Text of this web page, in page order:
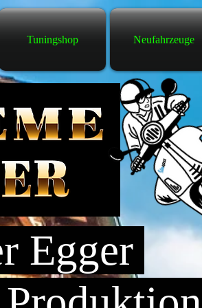
Tuningshop Neufahrzeuge
Egger